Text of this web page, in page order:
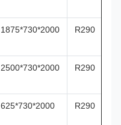
1875*730*2000 R290
2500*730*2000 R290
625*730*2000 R290